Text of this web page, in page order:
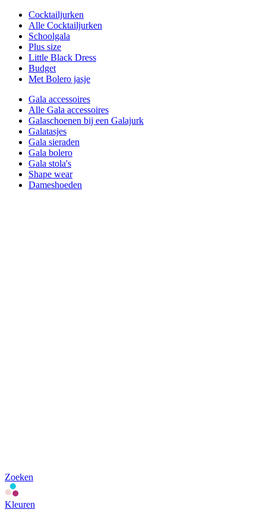
Cocktailjurken
Alle Cocktailjurken
Schoolgala
Plus size
Little Black Dress
Budget
Met Bolero jasje
Gala accessoires
Alle Gala accessoires
Galaschoenen bij een Galajurk
Galatasjes
Gala sieraden
Gala bolero
Gala stola's
Shape wear
Dameshoeden
Zoeken
Kleuren